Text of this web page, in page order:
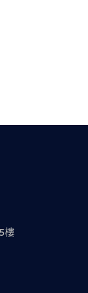
樓